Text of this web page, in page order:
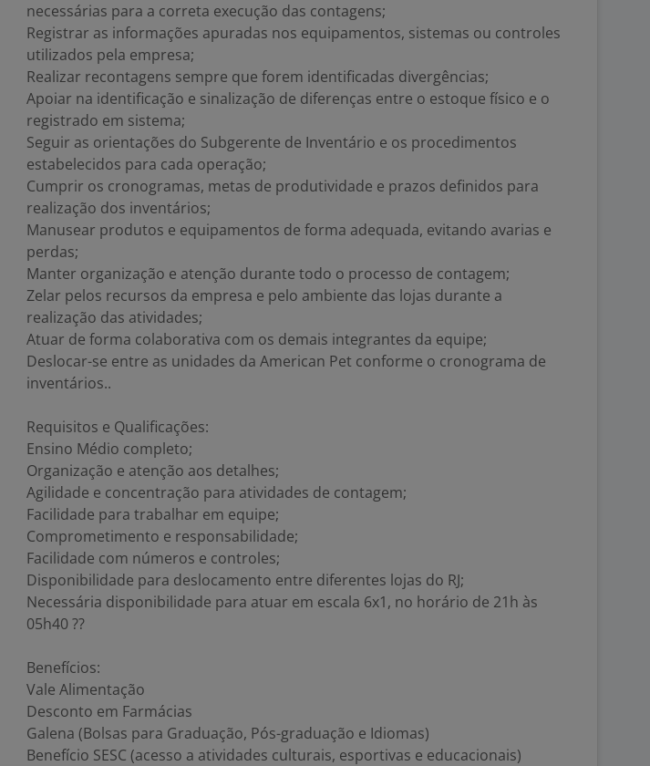
necessárias para a correta execução das contagens;
Registrar as informações apuradas nos equipamentos, sistemas ou controles
utilizados pela empresa;
Realizar recontagens sempre que forem identificadas divergências;
Apoiar na identificação e sinalização de diferenças entre o estoque físico e o
registrado em sistema;
Seguir as orientações do Subgerente de Inventário e os procedimentos
estabelecidos para cada operação;
Cumprir os cronogramas, metas de produtividade e prazos definidos para
realização dos inventários;
Manusear produtos e equipamentos de forma adequada, evitando avarias e
perdas;
Manter organização e atenção durante todo o processo de contagem;
Zelar pelos recursos da empresa e pelo ambiente das lojas durante a
realização das atividades;
Atuar de forma colaborativa com os demais integrantes da equipe;
Deslocar-se entre as unidades da American Pet conforme o cronograma de
inventários..
Requisitos e Qualificações:
Ensino Médio completo;
Organização e atenção aos detalhes;
Agilidade e concentração para atividades de contagem;
Facilidade para trabalhar em equipe;
Comprometimento e responsabilidade;
Facilidade com números e controles;
Disponibilidade para deslocamento entre diferentes lojas do RJ;
Necessária disponibilidade para atuar em escala 6x1, no horário de 21h às
05h40 ??
Benefícios:
Vale Alimentação
Desconto em Farmácias
Galena (Bolsas para Graduação, Pós-graduação e Idiomas)
Benefício SESC (acesso a atividades culturais, esportivas e educacionais)